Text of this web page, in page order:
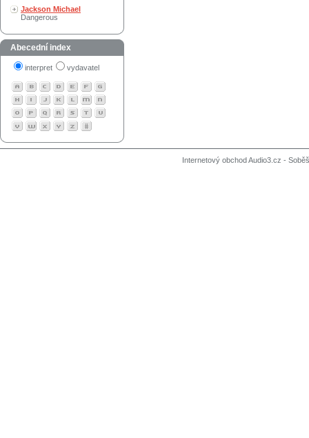
Jackson Michael
Dangerous
Abecední index
interpret vydavatel
Internetový obchod Audio3.cz -